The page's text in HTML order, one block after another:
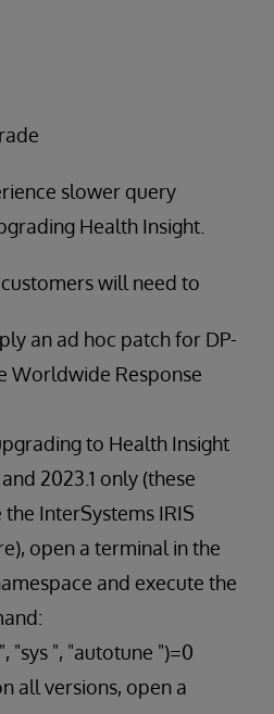
slower query
Health Insight.
will need to
an ad hoc patch for DP-
Worldwide Response
to Health Insight
2023.1 only (these
InterSystems IRIS
open a terminal in the
and execute the
"sys ", "autotune ")=0
all versions, open a